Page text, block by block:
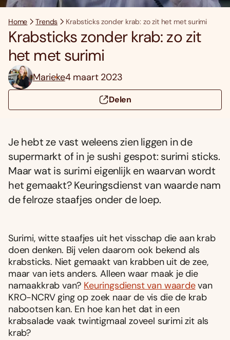
Home Trends Krabsticks zonder krab: zo zit het met surimi
Krabsticks zonder krab: zo zit
het met surimi
Marieke4 maart 2023
Delen
Je hebt ze vast weleens zien liggen in de
supermarkt of in je sushi gespot: surimi sticks.
Maar wat is surimi eigenlijk en waarvan wordt
het gemaakt? Keuringsdienst van waarde nam
de felroze staafjes onder de loep.
Surimi, witte staafjes uit het visschap die aan krab
doen denken. Bij velen daarom ook bekend als
krabsticks. Niet gemaakt van krabben uit de zee,
maar van iets anders. Alleen waar maak je die
namaakkrab van? Keuringsdienst van waardevan
KRO-NCRV ging op zoek naar de vis die de krab
nabootsen kan. En hoe kan het dat in een
krabsalade vaak twintigmaal zoveel surimi zit als
krab?